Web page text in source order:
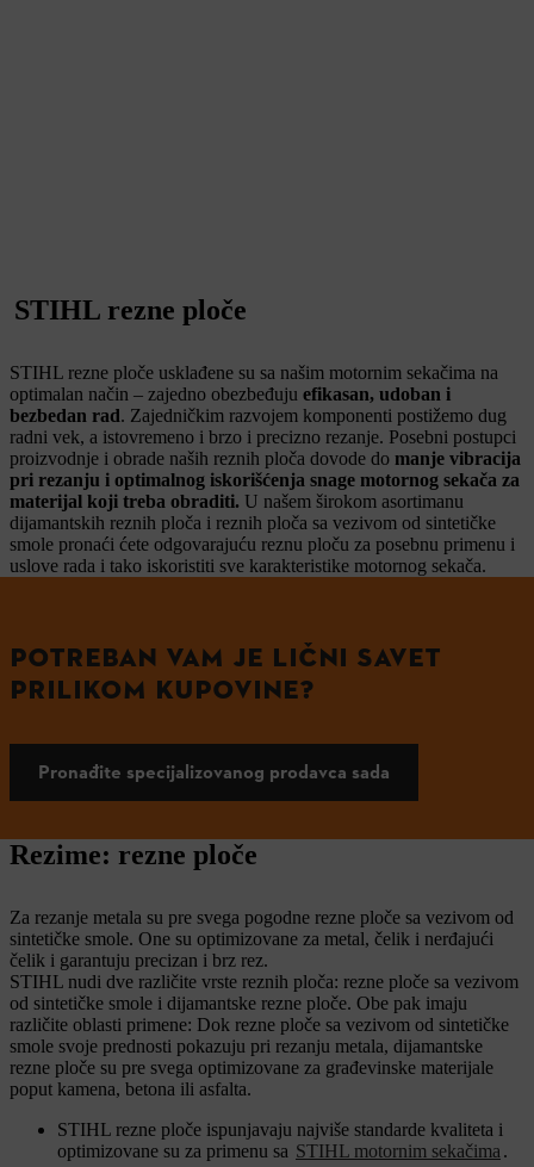
STIHL rezne ploče
STIHL rezne ploče usklađene su sa našim motornim sekačima na
optimalan način – zajedno obezbeđuju efikasan, udoban i
bezbedan rad. Zajedničkim razvojem komponenti postižemo dug
radni vek, a istovremeno i brzo i precizno rezanje. Posebni postupci
proizvodnje i obrade naših reznih ploča dovode do manje vibracija
pri rezanju i optimalnog iskorišćenja snage motornog sekača za
materijal koji treba obraditi. U našem širokom asortimanu
dijamantskih reznih ploča i reznih ploča sa vezivom od sintetičke
smole pronaći ćete odgovarajuću reznu ploču za posebnu primenu i
uslove rada i tako iskoristiti sve karakteristike motornog sekača.
POTREBAN VAM JE LIČNI SAVET
PRILIKOM KUPOVINE?
Pronađite specijalizovanog prodavca sada
Rezime: rezne ploče
Za rezanje metala su pre svega pogodne rezne ploče sa vezivom od
sintetičke smole. One su optimizovane za metal, čelik i nerđajući
čelik i garantuju precizan i brz rez.
STIHL nudi dve različite vrste reznih ploča: rezne ploče sa vezivom
od sintetičke smole i dijamantske rezne ploče. Obe pak imaju
različite oblasti primene: Dok rezne ploče sa vezivom od sintetičke
smole svoje prednosti pokazuju pri rezanju metala, dijamantske
rezne ploče su pre svega optimizovane za građevinske materijale
poput kamena, betona ili asfalta.
STIHL rezne ploče ispunjavaju najviše standarde kvaliteta i
optimizovane su za primenu sa STIHL motornim sekačima.